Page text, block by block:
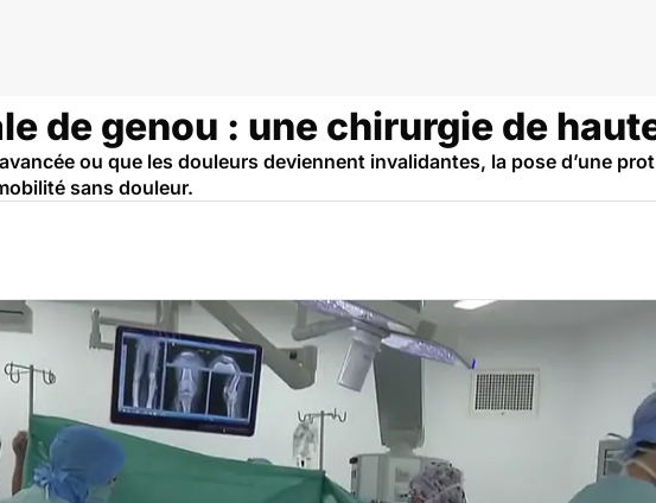
de genou : une chirurgie de
ou que les douleurs deviennent invalidantes, la pose d’une
sans douleur.